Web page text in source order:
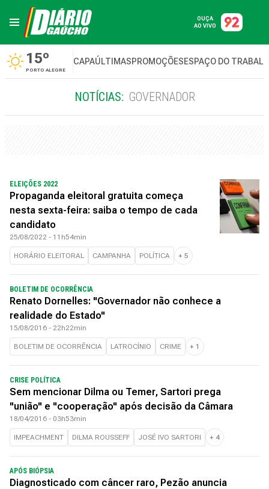
OUÇA
AO VIVO
15º
PORTO ALEGRE
CAPAÚLTIMASPROMOÇÕESESPAÇO DO
NOTÍCIAS: GOVERNADOR
ELEIÇÕES 2022
Propaganda eleitoral gratuita começa
nesta sexta-feira: saiba o tempo de cada
candidato
25/08/2022 - 11h54min
HORÁRIO ELEITORAL CAMPANHA POLÍTICA + 5
BOLETIM DE OCORRÊNCIA
Renato Dornelles: "Governador não conhece a
realidade do Estado"
15/08/2016 - 22h22min
BOLETIM DE OCORRÊNCIA LATROCÍNIO CRIME + 1
CRISE POLÍTICA
Sem mencionar Dilma ou Temer, Sartori prega
"união" e "cooperação" após decisão da Câmara
18/04/2016 - 03h53min
IMPEACHMENT DILMA ROUSSEFF JOSÉ IVO SARTORI + 4
APÓS BIÓPSIA
Diagnosticado com câncer raro, Pezão anuncia